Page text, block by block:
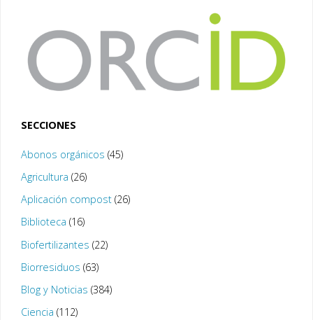
SECCIONES
Abonos orgánicos (45)
Agricultura (26)
Aplicación compost(26)
Biblioteca (16)
Biofertilizantes (22)
Biorresiduos (63)
Blog y Noticias (384)
Ciencia (112)